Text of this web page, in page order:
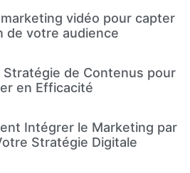
vidéo pour capter
de votre audience
de Contenus pour
en Efficacité
Intégrer le Marketing par
Stratégie Digitale